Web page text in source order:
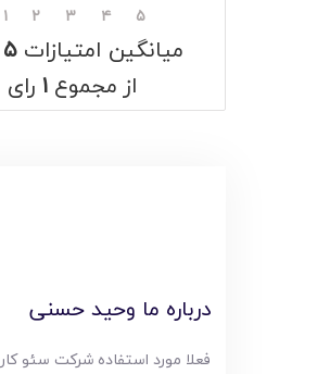
۱ ۲ ۳ ۴ ۵
میانگین امتیازات ۵
از مجموع ۱ رای
درباره ما وحید حسنی
فعلا مورد استفاده شرکت سئو کار